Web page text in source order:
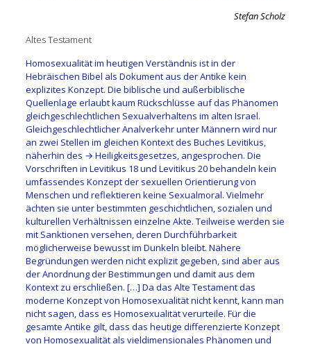
Stefan Scholz
Altes Testament
Homosexualität im heutigen Verständnis ist in der
Hebräischen Bibel als Dokument aus der Antike kein
explizites Konzept. Die biblische und außerbiblische
Quellenlage erlaubt kaum Rückschlüsse auf das Phänomen
gleichgeschlechtlichen Sexualverhaltens im alten Israel.
Gleichgeschlechtlicher Analverkehr unter Männern wird nur
an zwei Stellen im gleichen Kontext des Buches Levitikus,
näherhin des → Heiligkeitsgesetzes, angesprochen. Die
Vorschriften in Levitikus 18 und Levitikus 20 behandeln kein
umfassendes Konzept der sexuellen Orientierung von
Menschen und reflektieren keine Sexualmoral. Vielmehr
ächten sie unter bestimmten geschichtlichen, sozialen und
kulturellen Verhältnissen einzelne Akte. Teilweise werden sie
mit Sanktionen versehen, deren Durchführbarkeit
möglicherweise bewusst im Dunkeln bleibt. Nähere
Begründungen werden nicht explizit gegeben, sind aber aus
der Anordnung der Bestimmungen und damit aus dem
Kontext zu erschließen. […] Da das Alte Testament das
moderne Konzept von Homosexualität nicht kennt, kann man
nicht sagen, dass es Homosexualität verurteile. Für die
gesamte Antike gilt, dass das heutige differenzierte Konzept
von Homosexualität als vieldimensionales Phänomen und